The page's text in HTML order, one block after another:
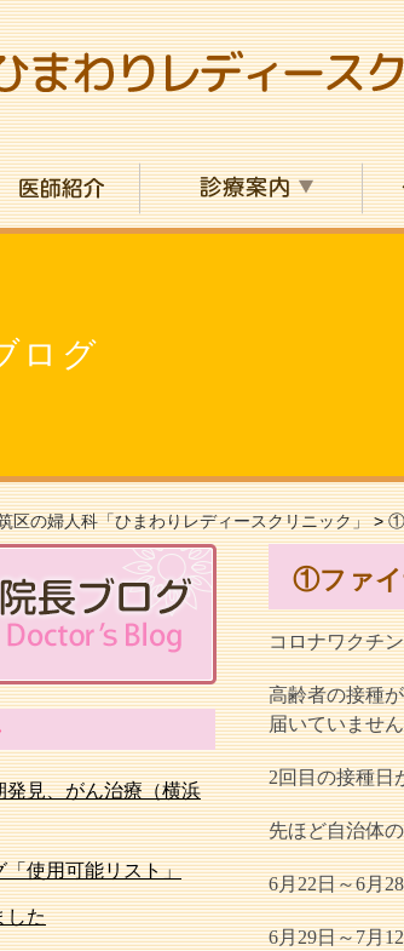
ログ
区の婦人科「ひまわりレディースクリニック」>①
①ファイ
コロナワクチ
高齢者の接種
届いていませ
2回目の接種日
先ほど自治体
6月22日～6月
6月29日～7月
発見、がん治療（横浜
「使用可能リスト」
した